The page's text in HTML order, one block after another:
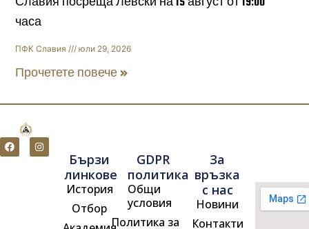
часа
ПФК Славия юли 29, 2026
Прочетете повече »
F
a
c
I
n
s
Бързи
линкове
История
Отбор
GDPR
политика
Общи
условия
Политика за
За
връзка
с нас
Новини
Контакти